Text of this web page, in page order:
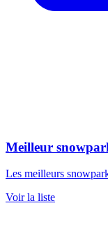
Meilleur
Les meilleurs
Voir la liste